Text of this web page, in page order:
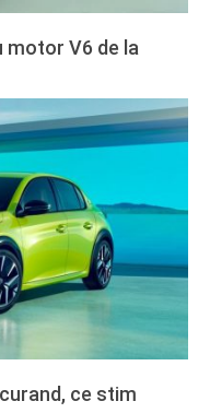
motor V6 de la
ce stim